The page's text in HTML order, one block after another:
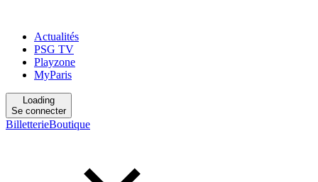
Actualités
PSG TV
Playzone
MyParis
Loading
Se connecter
BilletterieBoutique